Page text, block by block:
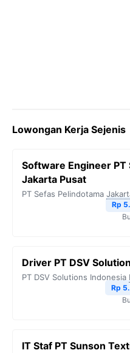
Lowongan Kerja Sejenis
Software Engineer PT
Jakarta Pusat
PT Sefas Pelindotama
Rp
Driver PT DSV
PT DSV Solutions Indonesia
Rp
IT Staf PT Sunson